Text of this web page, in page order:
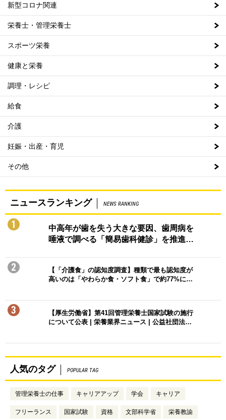
新型コロナ関連
栄養士・管理栄養士
スポーツ栄養
健康と栄養
調理・レシピ
給食
介護
妊娠・出産・育児
その他
ニュースランキング NEWS RANKING
1
中高年が歯を失う大きな要因、歯周病を
唾液で調べる「簡易歯科健診」を推進…
2
【「介護食」の認知度調査】種類で最も認知度が
高いのは「やわらか食・ソフト食」で約77%に…
3
【厚生労働省】第41回管理栄養士国家試験の施行
について公表 | 栄養業界ニュース | 公益社団法…
人気のタグ POPULAR TAG
管理栄養士の仕事 キャリアアップ 学会 キャリア
フリーランス 国家試験 資格 文部科学省 栄養教諭